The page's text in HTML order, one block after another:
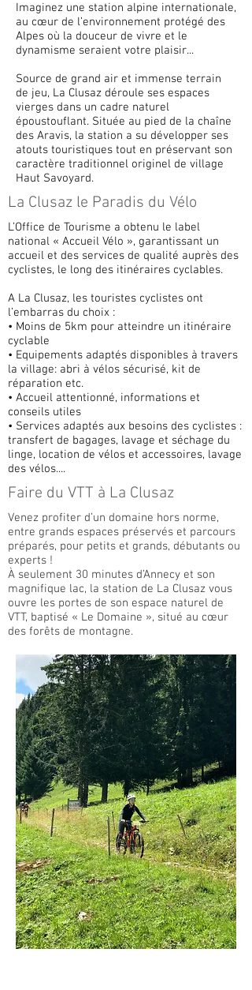
Imaginez une station alpine internationale,
au cœur de l’environnement protégé des
Alpes où la douceur de vivre et le
dynamisme seraient votre plaisir...
Source de grand air et immense terrain
de jeu, La Clusaz déroule ses espaces
vierges dans un cadre naturel
époustouflant. Située au pied de la chaîne
des Aravis, la station a su développer ses
atouts touristiques tout en préservant son
caractère traditionnel originel de village
Haut Savoyard.
La Clusaz le Paradis du Vélo
L’Office de Tourisme a obtenu le label
national « Accueil Vélo », garantissant un
accueil et des services de qualité auprès des
cyclistes, le long des itinéraires cyclables.
A La Clusaz, les touristes cyclistes ont
l’embarras du choix :
• Moins de 5km pour atteindre un itinéraire
cyclable
• Equipements adaptés disponibles à travers
la village: abri à vélos sécurisé, kit de
réparation etc.
• Accueil attentionné, informations et
conseils utiles
• Services adaptés aux besoins des cyclistes :
transfert de bagages, lavage et séchage du
linge, location de vélos et accessoires, lavage
des vélos....
Faire du VTT à La Clusaz
Venez profiter d’un domaine hors norme,
entre grands espaces préservés et parcours
préparés, pour petits et grands, débutants ou
experts !
À seulement 30 minutes d’Annecy et son
magnifique lac, la station de La Clusaz vous
ouvre les portes de son espace naturel de
VTT, baptisé « Le Domaine », situé au cœur
des forêts de montagne.